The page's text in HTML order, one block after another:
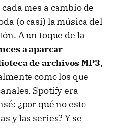
mes a cambio de
(o casi) la música del
A un toque de la
a aparcar
de archivos MP3,
como los que
Spotify era
¿por qué no esto
y las series? Y se